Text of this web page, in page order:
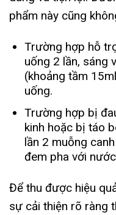
phẩm này cũng
Trường hợp hỗ
uống 2 lần, sáng
(khoảng tầm
uống.
Trường hợp bị
kinh hoặc bị táo
lần 2 muỗng
đem pha với
Để thu được hiệu
sự cải thiện rõ ràng